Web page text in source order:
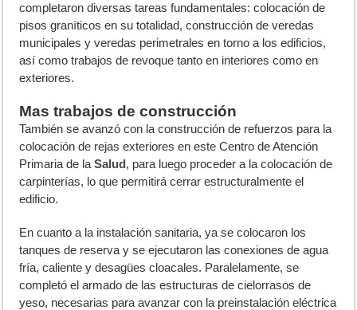
completaron diversas tareas fundamentales: colocación de
pisos graníticos en su totalidad, construcción de veredas
municipales y veredas perimetrales en torno a los edificios,
así como trabajos de revoque tanto en interiores como en
exteriores.
Mas trabajos de construcción
También se avanzó con la construcción de refuerzos para la
colocación de rejas exteriores en esteCentro de Atención
Primaria de laSalud , para luego proceder a la colocación de
carpinterías, lo que permitirá cerrar estructuralmente el
edificio.
En cuanto a la instalación sanitaria, ya se colocaron los
tanques de reserva y se ejecutaron las conexiones de agua
fría, caliente y desagües cloacales. Paralelamente, se
completó el armado de las estructuras de cielorrasos de
yeso, necesarias para avanzar con la preinstalación eléctrica